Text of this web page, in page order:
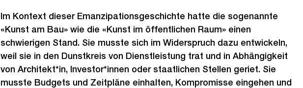
Im Kontext dieser Emanzipationsgeschichte hatte die sogenannte
«Kunst am Bau» wie die «Kunst im öffentlichen Raum» einen
schwierigen Stand. Sie musste sich im Widerspruch dazu entwickeln,
weil sie in den Dunstkreis von Dienstleistung trat und in Abhängigkeit
von Architekt*in, Investor*innen oder staatlichen Stellen geriet. Sie
musste Budgets und Zeitpläne einhalten, Kompromisse eingehen und